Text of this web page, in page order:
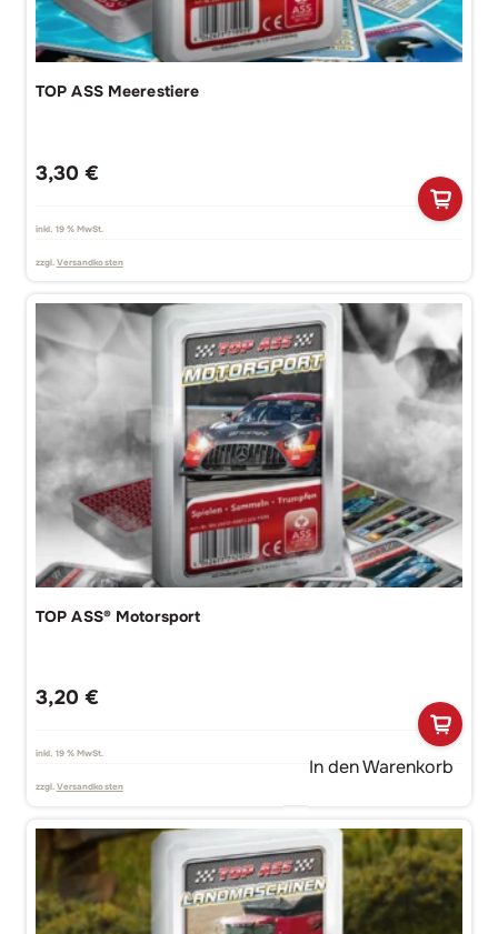
TOP ASS Meerestiere
3,30 €
inkl. 19 % MwSt.
zzgl. Versandkosten
TOP ASS® Motorsport
3,20 €
inkl. 19 % MwSt.
zzgl. Versandkosten
In den Warenkorb